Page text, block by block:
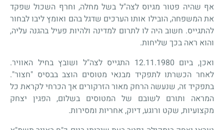
אף שהיה פטור מגיוס לצה"ל בשל מחלה, וחרף השכול שפקד
את המשפחה, הובילו אותו הערכים שדגל בהם ואומץ ליבו לבחור
להתגייס. חשוב היה לו לתרום למדינה ולהיות פעיל בהגנה עליה,
והוא ראה בכך שליחות.
ואכן, ביום 12.11.1980 התגייס לצה"ל ושובץ בחיל האוויר.
לאחר הכשרתו לתפקיד מבנאי מטוסים הוצב בבסיס "חצור".
בתפקיד זה, שנעשה הרחק מאור הזרקורים אך הכרחי לקראת כל
המראה ותורם לשובם של המטוסים בשלום, הפגין יצחק
מקצועיות, שקט ורוגע, דיוק, אחריות ומסירות.